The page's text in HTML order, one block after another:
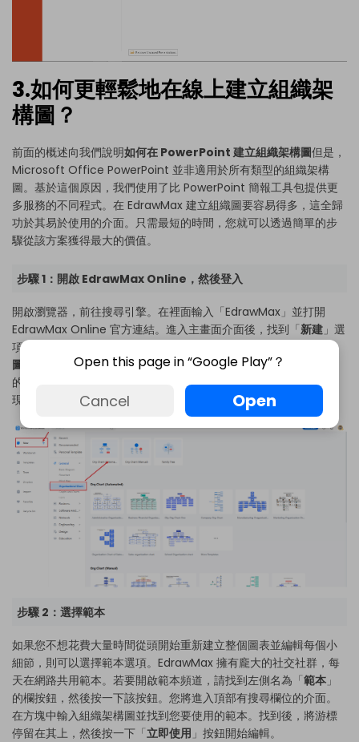
3.如何更輕鬆地在線上建立組織架
構圖？
前面的概述向我們說明如何在 PowerPoint 建立組織架構圖但是，
Microsoft Office PowerPoint 並非適用於所有類型的組織架構
圖。基於這個原因，我們使用了比 PowerPoint 簡報工具包提供更
多服務的不同程式。在 EdrawMax 建立組織圖要容易得多，這全歸
功於其易於使用的介面。只需最短的時間，您就可以透過簡單的步
驟從該方案獲得最大的價值。
步驟 1：開啟 EdrawMax Online，然後登入
開啟瀏覽器，前往搜尋引擎。在裡面輸入「EdrawMax」並打開
EdrawMax Online 官方連結。進入主畫面介面後，找到「新建 」選
項然後點選它。現在形成預先載入的版面配置，找到「
圖
」，然後按一下以將其傳輸到編輯畫面。您可以根據編輯畫面上
的設計和細節來建立不同的版面配置。在螢幕的左側中間，您會發
現不同的元件有助於重新建立整個版面配置或其特定元件。
步驟 2：選擇範本
如果您不想花費大量時間從頭開始重新建立整個圖表並編輯每個小
細節，則可以選擇範本選項。EdrawMax 擁有龐大的社交社群，每
天在網路共用範本。若要開啟範本頻道，請找到左側名為「範本 」
的欄按鈕，然後按一下該按鈕。您將進入頂部有搜尋欄位的介面。
在方塊中輸入組織架構圖並找到您要使用的範本。找到後，將游標
停留在其上，然後按一下「立即使用 」按鈕開始編輯。
Open this page in “Google Play”？
Cancel Open